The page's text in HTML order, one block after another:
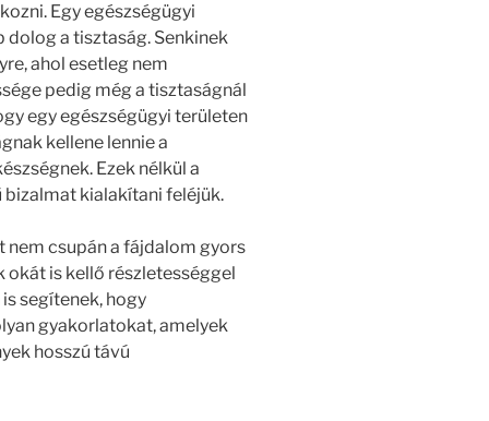
Egy egészségügyi
a tisztaság. Senkinek
ahol esetleg nem
pedig még a tisztaságnál
egy egészségügyi területen
kellene lennie a
Ezek nélkül a
kialakítani feléjük.
csupán a fájdalom gyors
okát is kellő részletességgel
segítenek, hogy
gyakorlatokat, amelyek
hosszú távú